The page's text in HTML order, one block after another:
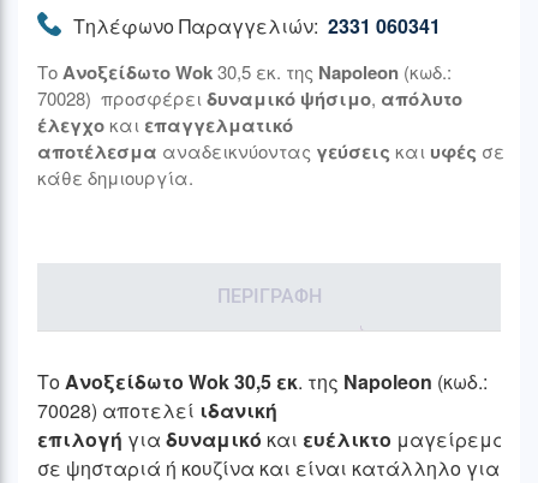
Τηλέφωνο Παραγγελιών: 2331 060341
ΤοΑνοξείδωτο Wok30,5 εκ. της Napoleon (κωδ.:
70028) προσφέρει δυναμικό ψήσιμο, απόλυτο
έλεγχο και επαγγελματικό
αποτέλεσμα αναδεικνύοντας γεύσεις και υφές σε
κάθε δημιουργία.
ΠΕΡΙΓΡΑΦΉ
ΤοΑνοξείδωτο Wok30,5 εκ. της Napoleon (κωδ.:
70028) αποτελεί ιδανική
επιλογή για δυναμικό και ευέλικτο μαγείρεμα
σε ψησταριά ή κουζίνα και είναι κατάλληλο για